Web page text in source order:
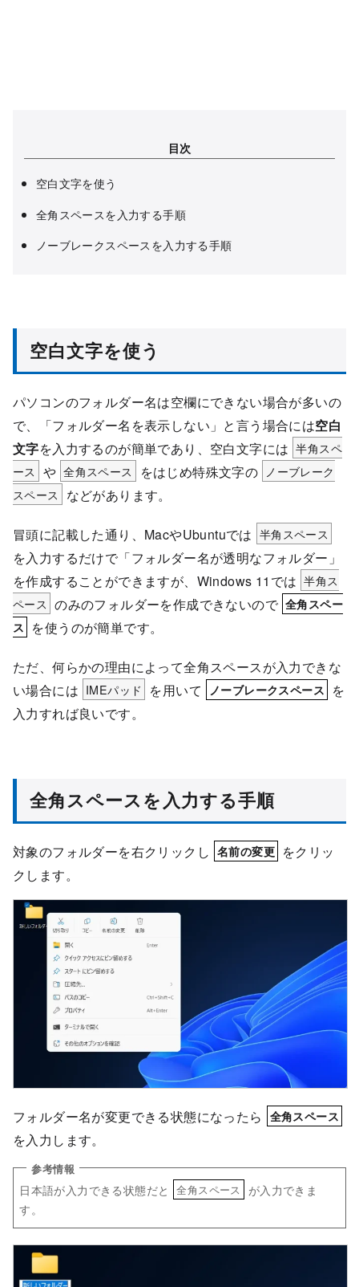
目次
空白文字を使う
全角スペースを入力する手順
ノーブレークスペースを入力する手順
空白文字を使う
パソコンのフォルダー名は空欄にできない場合が多いの
で、「フォルダー名を表示しない」と言う場合には空白
文字を入力するのが簡単であり、空白文字には 半角スペ
ース や 全角スペース をはじめ特殊文字の
ノーブレーク
スペース
などがあります。
冒頭に記載した通り、MacやUbuntuでは 半角スペース
を入力するだけで「フォルダー名が透明なフォルダー」
を作成することができますが、Windows 11では 半角ス
ペース のみのフォルダーを作成できないので 全角スペー
ス を使うのが簡単です。
ただ、何らかの理由によって全角スペースが入力できな
い場合には IMEパッド を用いて ノーブレークスペース を
入力すれば良いです。
全角スペースを入力する手順
対象のフォルダーを右クリックし 名前の変更 をクリッ
クします。
フォルダー名が変更できる状態になったら 全角スペース
を入力します。
日本語が入力できる状態だと 全角スペース
が入力できま
す。